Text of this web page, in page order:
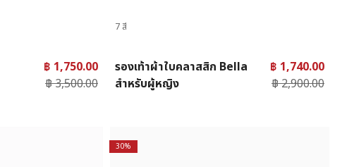
฿ 1,750.00
฿ 3,500.00
7 สี
รองเท้าผ้าใบคลาสสิก Bella
สำหรับผู้หญิง
฿ 1,740.00
฿ 2,900.00
30%